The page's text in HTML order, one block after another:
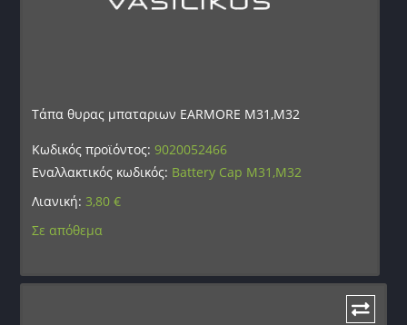
Τάπα θυρας μπαταριων EARMORE M31,M32
Κωδικός προϊόντος:9020052466
Εναλλακτικός κωδικός: Battery Cap M31,M32
Λιανική: 3,80€
Σε απόθεμα